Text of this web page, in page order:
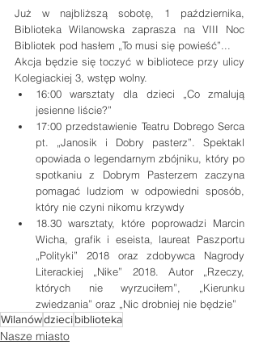
Już w najbliższą sobotę, 1 października,
Biblioteka Wilanowska zaprasza na VIII Noc
Bibliotek pod hasłem „To musi się powieść”...
Akcja będzie się toczyć w bibliotece przy ulicy
Kolegiackiej 3, wstęp wolny.
16:00 warsztaty dla dzieci „Co zmalują
jesienne liście?”
17:00 przedstawienie Teatru Dobrego Serca
pt. „Janosik i Dobry pasterz”. Spektakl
opowiada o legendarnym zbójniku, który po
spotkaniu z Dobrym Pasterzem zaczyna
pomagać ludziom w odpowiedni sposób,
który nie czyni nikomu krzywdy
18.30 warsztaty, które poprowadzi Marcin
Wicha, grafik i eseista, laureat Paszportu
„Polityki” 2018 oraz zdobywca Nagrody
Literackiej „Nike” 2018. Autor „Rzeczy,
których nie wyrzuciłem”, „Kierunku
zwiedzania” oraz „Nic drobniej nie będzie”
Wilanówdziecibiblioteka
Nasze miasto